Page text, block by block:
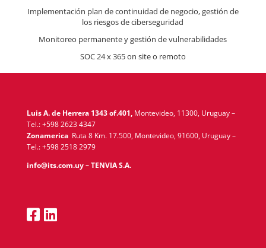
Implementación plan de continuidad de negocio, gestión de
los riesgos de ciberseguridad
Monitoreo permanente y gestión de vulnerabilidades
SOC 24 x 365 on site o remoto
Luis A. de Herrera 1343 of.401,Montevideo, 11300, Uruguay –
Tel.: +598 2623 4347
Zonamerica Ruta 8 Km. 17.500, Montevideo, 91600, Uruguay –
Tel.: +598 2518 2979
info@its.com.uy – TENVIA S.A.